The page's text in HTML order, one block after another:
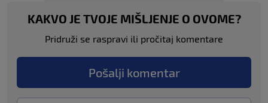
KAKVO JE TVOJE MIŠLJENJE O OVOME?
Pridruži se raspravi ili pročitaj komentare
Pošalji komentar